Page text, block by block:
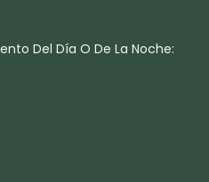
Del Día O De La Noche: